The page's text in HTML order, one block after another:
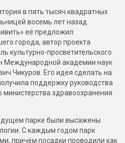
в пять тысяч квадратных
восемь лет назад
её предложил
города, автор проекта
культурно-просветительского
Международной академии наук
Чикуров. Его идея сделать на
поддержку руководства
министерства здравоохранения
парке были высажены
С каждым годом парк
причём посадки проводили как